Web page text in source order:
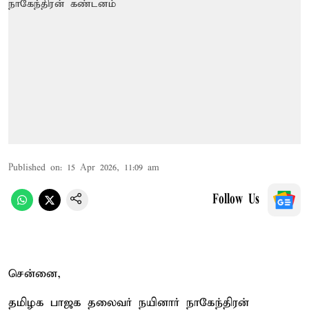
Published on: 15 Apr 2026, 11:09 am
Follow Us
சென்னை,
தமிழக பாஜக தலைவர் நயினார் நாகேந்திரன்